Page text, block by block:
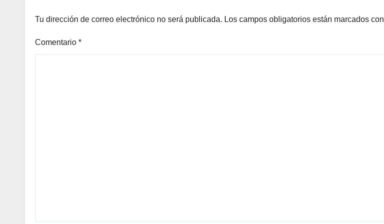
Tu dirección de correo electrónico no será publicada. Los campos obligatorios están marcados con
Comentario *